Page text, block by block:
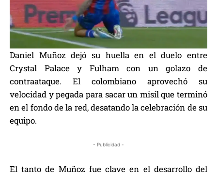
Daniel Muñoz dejó su huella en el duelo entre
Crystal Palace y Fulham con un golazo de
contraataque. El colombiano aprovechó su
velocidad y pegada para sacar un misil que terminó
en el fondo de la red, desatando la celebración de su
equipo.
- Publicidad -
El tanto de Muñoz fue clave en el desarrollo del